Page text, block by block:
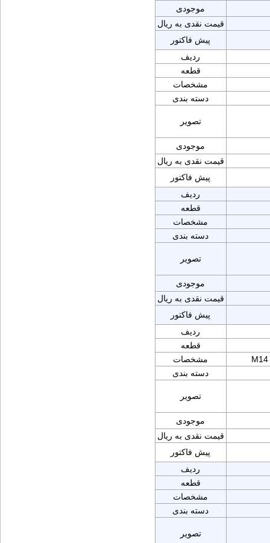
موجودی
قیمت نقدی به ریال
پیش فاکتور
ردیف
قطعه
مشخصات
دسته بندی
تصویر
موجودی
قیمت نقدی به ریال
پیش فاکتور
ردیف
قطعه
مشخصات
دسته بندی
تصویر
موجودی
قیمت نقدی به ریال
پیش فاکتور
ردیف
قطعه
مشخصات
دسته بندی
تصویر
موجودی
قیمت نقدی به ریال
پیش فاکتور
ردیف
قطعه
مشخصات
دسته بندی
تصویر